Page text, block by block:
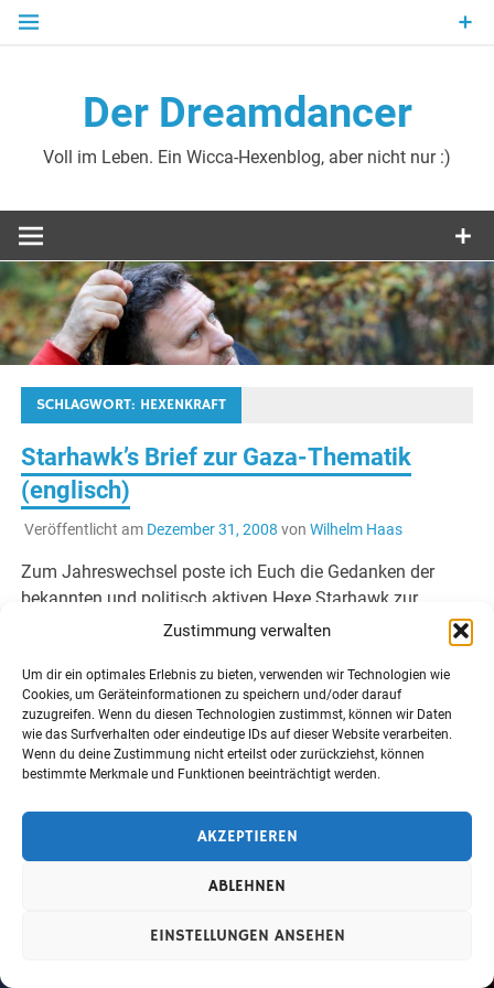
Zustimmung verwalten
Um dir ein optimales Erlebnis zu bieten, verwenden wir Technologien wie
Cookies, um Geräteinformationen zu speichern und/oder darauf
zuzugreifen. Wenn du diesen Technologien zustimmst, können wir Daten
wie das Surfverhalten oder eindeutige IDs auf dieser Website verarbeiten.
Wenn du deine Zustimmung nicht erteilst oder zurückziehst, können
bestimmte Merkmale und Funktionen beeinträchtigt werden.
AKZEPTIEREN
ABLEHNEN
EINSTELLUNGEN ANSEHEN
Zum
Der Dreamdancer
Voll im Leben. Ein Wicca-Hexenblog, aber nicht nur :)
SCHLAGWORT: HEXENKRAFT
Starhawk’s Brief zur Gaza-Thematik
(englisch)
Veröffentlicht am Dezember 31, 2008 von Wilhelm Haas
Zum Jahreswechsel poste ich Euch die Gedanken der
bekannten und politisch aktiven Hexe Starhawk zur
aktuellen Krise im nahen Osten. Ich empfange ihren
WEITERLESEN